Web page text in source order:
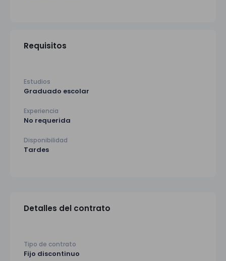
Requisitos
Estudios
Graduado escolar
Experiencia
No requerida
Disponibilidad
Tardes
Detalles del contrato
Tipo de contrato
Fijo discontinuo